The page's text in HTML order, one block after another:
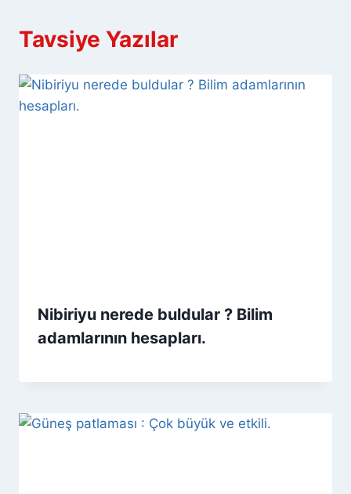
Tavsiye Yazılar
Nibiriyu nerede buldular ? Bilim
adamlarının hesapları.